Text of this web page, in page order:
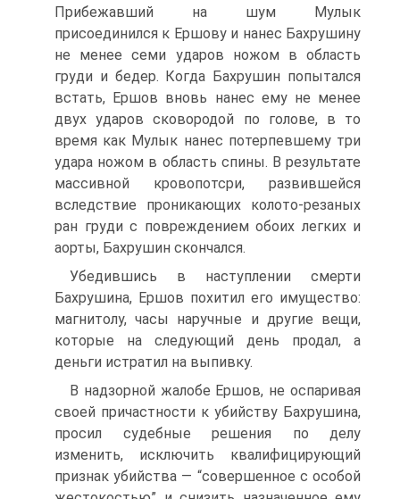
Прибежавший на шум Мулык
присоединился к Ершову и нанес Бахрушину
не менее семи ударов ножом в область
груди и бедер. Когда Бахрушин попытался
встать, Ершов вновь нанес ему не менее
двух ударов сковородой по голове, в то
время как Мулык нанес потерпевшему три
удара ножом в область спины. В результате
массивной кровопотсри, развившейся
вследствие проникающих колото-резаных
ран груди с повреждением обоих легких и
аорты, Бахрушин скончался.
Убедившись в наступлении смерти
Бахрушина, Ершов похитил его имущество:
магнитолу, часы наручные и другие вещи,
которые на следующий день продал, а
деньги истратил на выпивку.
В надзорной жалобе Ершов, не оспаривая
своей причастности к убийству Бахрушина,
просил судебные решения по делу
изменить, исключить квалифицирующий
признак убийства — “совершенное с особой